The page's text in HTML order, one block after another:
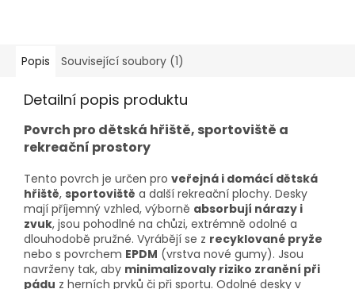
Popis Související soubory (1)
Detailní popis produktu
Povrch pro dětská hřiště, sportoviště a
rekreační prostory
Tento povrch je určen pro veřejná i domácí dětská
hřiště, sportoviště a další rekreační plochy. Desky
mají příjemný vzhled, výborně absorbují nárazy i
zvuk, jsou pohodlné na chůzi, extrémně odolné a
dlouhodobě pružné. Vyrábějí se z recyklované pryže
nebo s povrchem EPDM (vrstva nové gumy). Jsou
navrženy tak, aby minimalizovaly riziko zranění při
pádu z herních prvků či při sportu. Odolné desky v